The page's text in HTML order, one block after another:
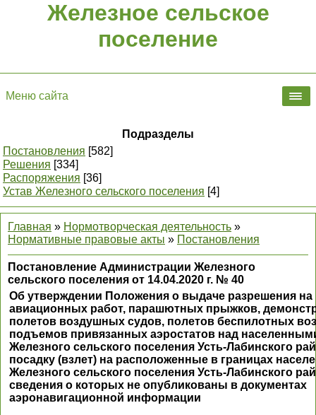
Железное сельское
поселение
Меню сайта
Подразделы
Постановления [582]
Решения [334]
Распоряжения [36]
Устав Железного сельского поселения [4]
Главная » Нормотворческая деятельность »
Нормативные правовые акты » Постановления
Постановление Администрации Железного
сельского поселения от 14.04.2020 г. № 40
Об утверждении Положения о выдаче разрешения
авиационных работ, парашютных прыжков,
полетов воздушных судов, полетов беспилотных
подъемов привязанных аэростатов над
Железного сельского поселения Усть-Лабинского
посадку (взлет) на расположенные в границах
Железного сельского поселения Усть-Лабинского
сведения о которых не опубликованы в документах
аэронавигационной информации